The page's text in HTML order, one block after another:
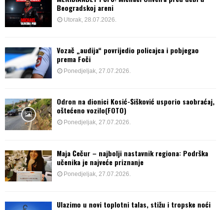
Beogradskoj areni
Utorak, 28.07.2026.
Vozač „audija“ povrijedio policajca i pobjegao
prema Foči
Ponedjeljak, 27.07.2026.
Odron na dionici Kosić-Šišković usporio saobraćaj,
oštećeno vozilo(FOTO)
Ponedjeljak, 27.07.2026.
Maja Čečur – najbolji nastavnik regiona: Podrška
učenika je najveće priznanje
Ponedjeljak, 27.07.2026.
Ulazimo u novi toplotni talas, stižu i tropske noći